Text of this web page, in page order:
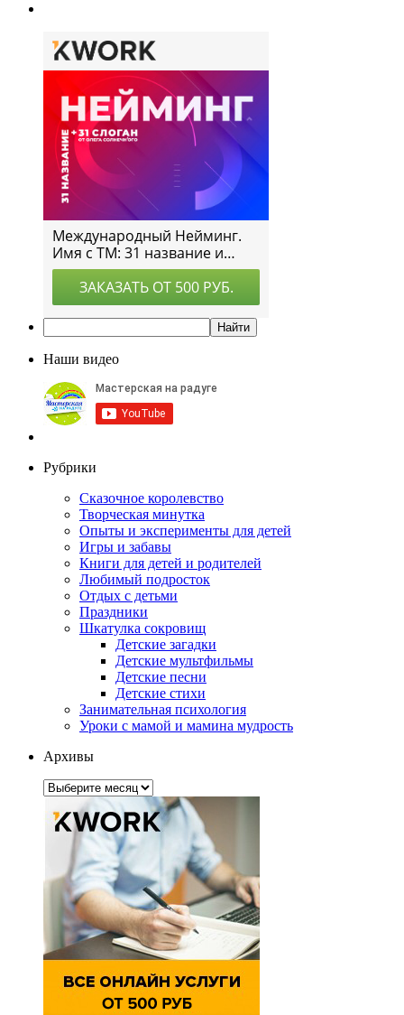
Наши видео
Рубрики
Сказочное королевство
Творческая минутка
Опыты и эксперименты для детей
Игры и забавы
Книги для детей и родителей
Любимый подросток
Отдых с детьми
Праздники
Шкатулка сокровищ
Детские загадки
Детские мультфильмы
Детские песни
Детские стихи
Занимательная психология
Уроки с мамой и мамина мудрость
Архивы
Архивы